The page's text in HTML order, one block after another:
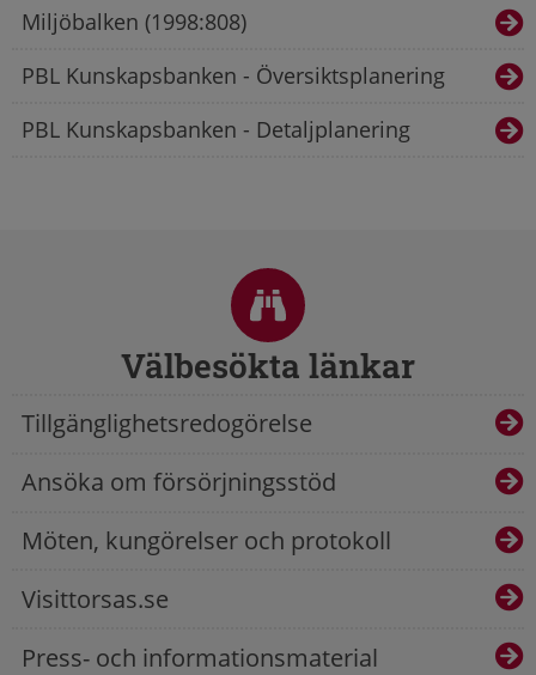
Miljöbalken (1998:808)
PBL Kunskapsbanken - Översiktsplanering
PBL Kunskapsbanken - Detaljplanering
Välbesökta länkar
Tillgänglighetsredogörelse
Ansöka om försörjningsstöd
Möten, kungörelser och protokoll
Visittorsas.se
Press- och informationsmaterial